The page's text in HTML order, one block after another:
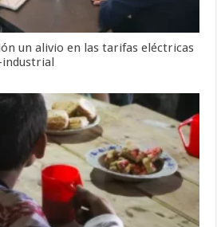
un alivio en las tarifas eléctricas